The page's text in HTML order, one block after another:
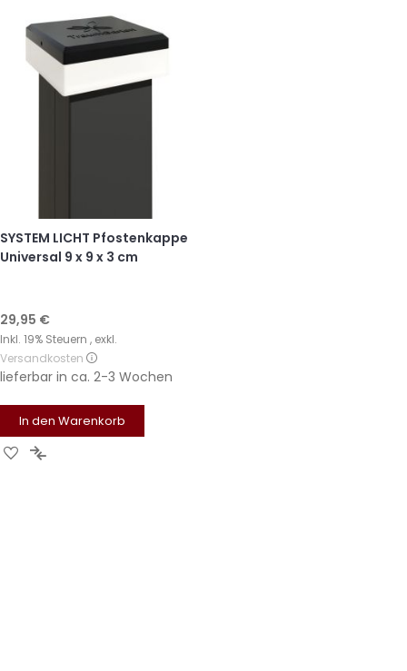
SYSTEM LICHT Pfostenkappe
Universal 9 x 9 x 3 cm
29,95 €
Inkl. 19% Steuern , exkl.
Versandkosten
lieferbar in ca. 2-3 Wochen
In den Warenkorb
Zur Zur